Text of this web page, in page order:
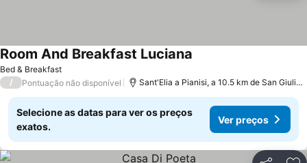
Bed & Breakfast
Room And Breakfast Luciana
/ Pontuação não disponível Sant'Elia a Pianisi, a 10.5 km de San Giuliano di Puglia
Selecione as datas para ver os preços
exatos.
Ver preços